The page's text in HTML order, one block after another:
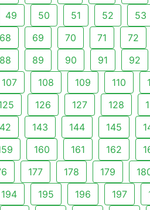
49 50 51 52 53
68 69 70 71 72
88 89 90 91 92
107 108 109 110
126 127 128
143 144 145
160 161 162
177 178 179
194 195 196 197